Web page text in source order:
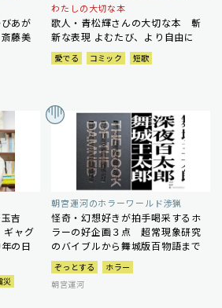
あが
藤美
わたしの大切な本
歌人・青松輝さんの大切な本 斬
新な表現 よむたび、より自由に
愛でる コミック 短歌
吉
ギャグ
の日
災
朝宮運河のホラーワールド渉猟
怪奇・幻想好きが拍手喝采するホ
ラーの好企画３点 超常現象研究
のバイブルから舞城版百物語まで
ぞっとする
ホラー
朝宮運河